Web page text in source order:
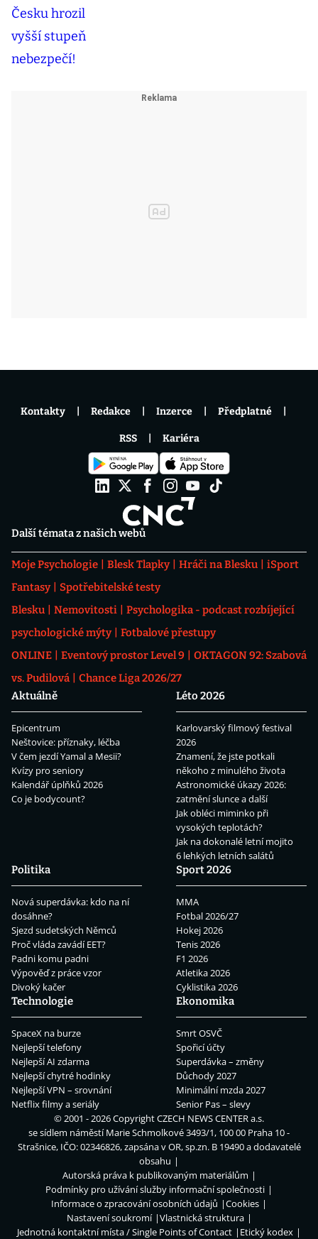
Další témata z našich webů
Moje Psychologie Blesk Tlapky Hráči na Blesku
iSport
Fantasy
Spotřebitelské testy
Blesku
Nemovitosti
Psychologika - podcast rozbíjející
psychologické mýty
Fotbalové přestupy
ONLINE
Eventový prostor Level 9
OKTAGON 92: Szabová
vs. Pudilová
Chance Liga 2026/27
Aktuálně
Epicentrum
Neštovice: příznaky, léčba
V čem jezdí Yamal a Mesii?
Kvízy pro seniory
Kalendář úplňků 2026
Co je bodycount?
Léto 2026
Karlovarský filmový festival
2026
Znamení, že jste potkali
někoho z minulého života
Astronomické úkazy 2026:
zatmění slunce a další
Jak obléci miminko při
vysokých teplotách?
Jak na dokonalé letní mojito
6 lehkých letních salátů
Politika
Nová superdávka: kdo na ní
dosáhne?
Sjezd sudetských Němců
Proč vláda zavádí EET?
Padni komu padni
Výpověď z práce vzor
Divoký kačer
Sport 2026
MMA
Fotbal 2026/27
Hokej 2026
Tenis 2026
F1 2026
Atletika 2026
Cyklistika 2026
Technologie
SpaceX na burze
Nejlepší telefony
Nejlepší AI zdarma
Nejlepší chytré hodinky
Nejlepší VPN – srovnání
Netflix filmy a seriály
Ekonomika
Smrt OSVČ
Spořicí účty
Superdávka – změny
Důchody 2027
Minimální mzda 2027
Senior Pas – slevy
Kontakty Redakce Inzerce Předplatné
RSS Kariéra
© 2001 - 2026 CopyrightCZECH NEWS CENTER a.s.
se sídlem náměstí Marie Schmolkové 3493/1, 100 00 Praha 10 -
Strašnice, IČO: 02346826, zapsána v OR, sp.zn. B 19490 a dodavatelé
obsahu
Autorská práva k publikovaným materiálům
Podmínky pro užívání služby informační společnosti
Informace o zpracování osobních údajů
Cookies
Nastavení soukromí
Vlastnická struktura
Jednotná kontaktní místa / Single Points of Contact
Etický kodex